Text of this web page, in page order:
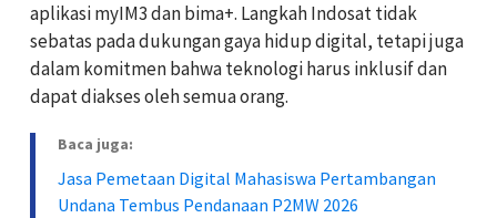
aplikasi myIM3 dan bima+. Langkah Indosat tidak
sebatas pada dukungan gaya hidup digital, tetapi juga
dalam komitmen bahwa teknologi harus inklusif dan
dapat diakses oleh semua orang.
Baca juga:
Jasa Pemetaan Digital Mahasiswa Pertambangan
Undana Tembus Pendanaan P2MW 2026